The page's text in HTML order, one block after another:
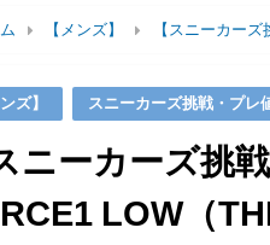
【メンズ】 【スニーカー
ズ】 スニーカーズ挑戦・プレ
ニーカーズ挑
LOW（